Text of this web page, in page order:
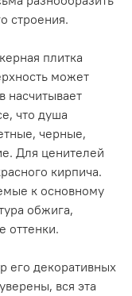
строения.
плитка
может
насчитывает
что душа
черные,
Для ценителей
кирпича.
к основному
обжига,
оттенки.
его декоративных
вся эта